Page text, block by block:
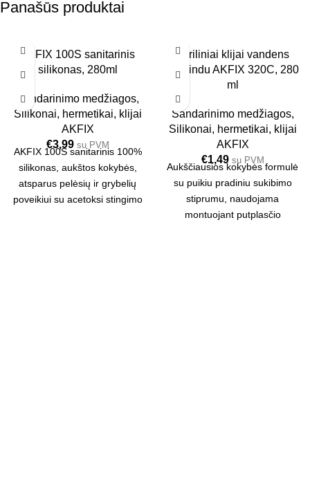
Panašūs produktai
SOLD OUT
24 VNT.
AKFIX 100S sanitarinis
silikonas, 280ml
Sandarinimo medžiagos,
Silikonai, hermetikai, klijai
AKFIX
€3,99 su PVM
AKFIX 100S sanitarinis 100%
silikonas, aukštos kokybės,
atsparus pelėsių ir grybelių
poveikiui su acetoksi stingimo
SOLD OUT
24 VNT.
Akriliniai klijai vandens
pagrindu AKFIX 320C, 280
ml
Sandarinimo medžiagos,
Silikonai, hermetikai, klijai
AKFIX
€1,49 su PVM
Aukščiausios kokybės formulė
su puikiu pradiniu sukibimo
stiprumu, naudojama
montuojant putplasčio